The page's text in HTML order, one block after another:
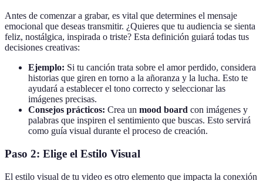
Antes de comenzar a grabar, es vital que determines el mensaje
emocional que deseas transmitir. ¿Quieres que tu audiencia se sienta
feliz, nostálgica, inspirada o triste? Esta definición guiará todas tus
decisiones creativas:
Ejemplo: Si tu canción trata sobre el amor perdido, considera
historias que giren en torno a la añoranza y la lucha. Esto te
ayudará a establecer el tono correcto y seleccionar las
imágenes precisas.
Consejos prácticos: Crea un mood board con imágenes y
palabras que inspiren el sentimiento que buscas. Esto servirá
como guía visual durante el proceso de creación.
Paso 2: Elige el Estilo Visual
El estilo visual de tu video es otro elemento que impacta la conexión